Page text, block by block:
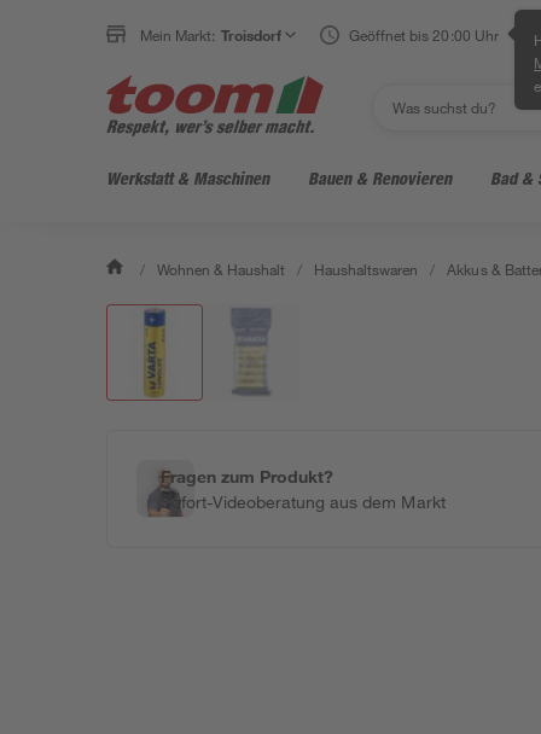
Mein Markt: Troisdorf Geöffnet bis 20:00 Uhr
Werkstatt & Maschinen Bauen & Renovieren Bad &
/ Wohnen & Haushalt / Haushaltswaren / Akkus &
Fragen zum Produkt?
Sofort-Videoberatung aus dem Markt